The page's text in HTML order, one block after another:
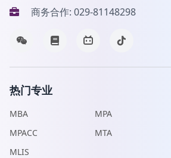
商务合作: 029-81148298
热门专业
MBA MPA
MPACC
MTA
MLIS